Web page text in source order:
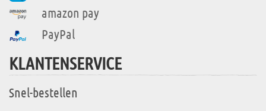
amazon pay
PayPal
KLANTENSERVICE
Snel-bestellen